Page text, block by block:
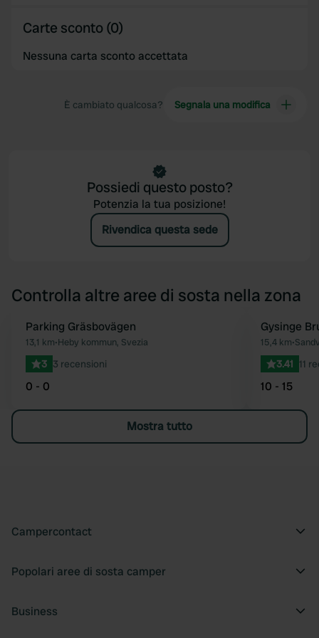
Carte sconto (0)
Nessuna carta sconto accettata
È cambiato qualcosa? Segnala una modifica
Possiedi questo posto?
Potenzia la tua posizione!
Rivendica questa sede
Controlla altre aree di sosta nella zona
Preferito
Parking Gräsbovägen
13,1 km•Heby kommun, Svezia
3 3 recensioni
0 - 0
Gysinge
15,4 km•
3.41 11
10 - 15
Mostra tutto
Campercontact
Popolari aree di sosta camper
Business